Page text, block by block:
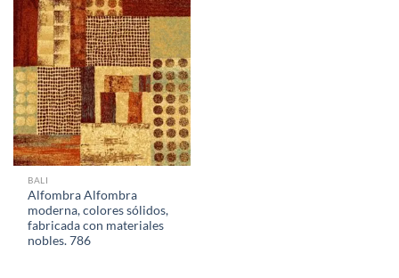
BALI
Alfombra Alfombra
moderna, colores sólidos,
fabricada con materiales
nobles. 786